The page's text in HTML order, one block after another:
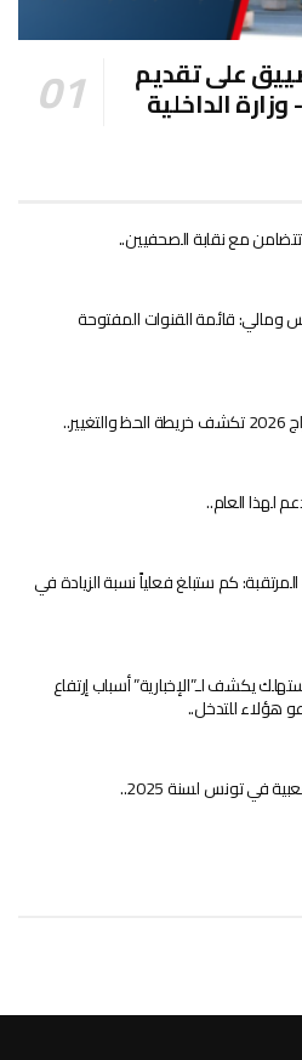
على تقديم
الداخلية
مع نقابة الصحفيين..
ومالي: قائمة القنوات المفتوحة
لهذا العام..
كم ستبلغ فعلياً نسبة الزيادة في
يكشف لـ”الإخبارية” أسباب إرتفاع
هؤلاء للتدخل..
في تونس لسنة 2025..